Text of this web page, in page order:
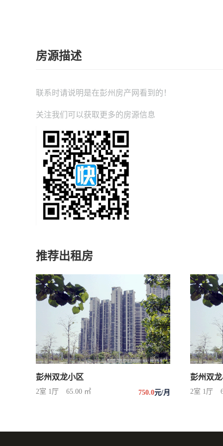
房源描述
联系时请说明是在彭州房产网 看到的！
关注我们可以获取更多的房源信息
推荐出租房
彭州双龙小区
2室 1厅 65.00 ㎡ 750.0元/月
彭州双
2室 1厅